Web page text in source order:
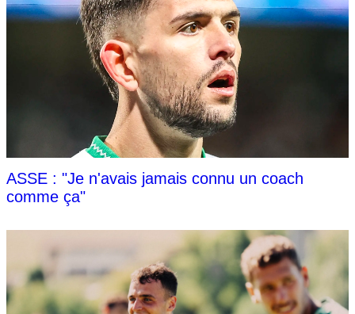
ASSE : "Je n'avais jamais connu un coach
comme ça"